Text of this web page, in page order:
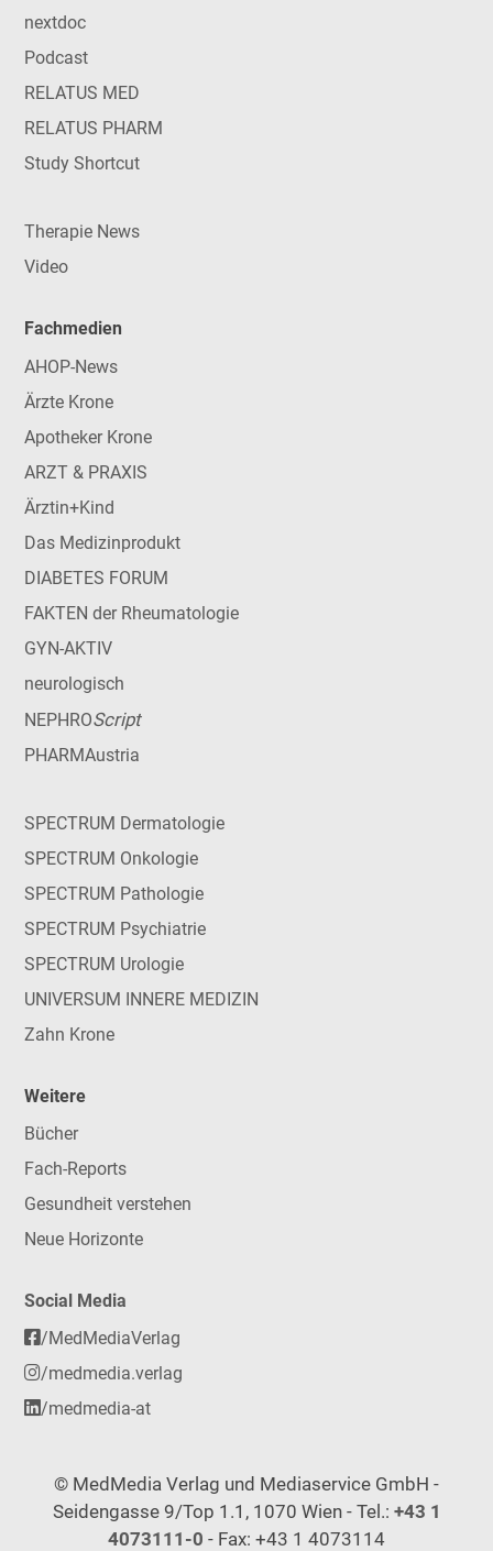
nextdoc
Podcast
RELATUS MED
RELATUS PHARM
Study Shortcut
Therapie News
Video
Fachmedien
AHOP-News
Ärzte Krone
Apotheker Krone
ARZT & PRAXIS
Ärztin+Kind
Das Medizinprodukt
DIABETES FORUM
FAKTEN der Rheumatologie
GYN-AKTIV
neurologisch
NEPHROScript
PHARMAustria
SPECTRUM Dermatologie
SPECTRUM Onkologie
SPECTRUM Pathologie
SPECTRUM Psychiatrie
SPECTRUM Urologie
UNIVERSUM INNERE MEDIZIN
Zahn Krone
Weitere
Bücher
Fach-Reports
Gesundheit verstehen
Neue Horizonte
Social Media
/MedMediaVerlag
/medmedia.verlag
/medmedia-at
© MedMedia Verlag und Mediaservice GmbH -
Seidengasse 9/Top 1.1, 1070 Wien - Tel.: +43 1
4073111-0 - Fax: +43 1 4073114